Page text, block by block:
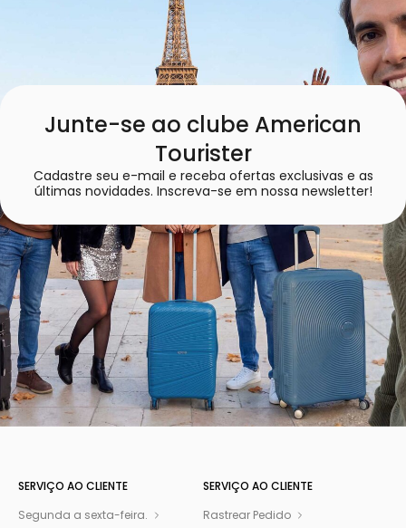
Junte-se ao clube American
Tourister
Cadastre seu e-mail e receba ofertas exclusivas e as
últimas novidades. Inscreva-se em nossa newsletter!
SERVIÇO AO CLIENTE​
Segunda a sexta-feira.
SERVIÇO AO CLIENTE​
Rastrear Pedido